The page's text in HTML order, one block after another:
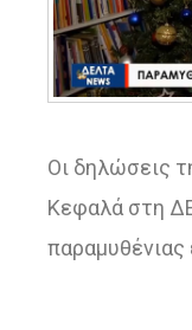
Οι δηλώσεις
Κεφαλά στη